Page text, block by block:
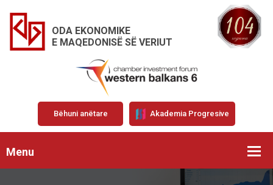
ODA EKONOMIKE
E MAQEDONISË SË VERIUT
Bëhuni anëtare Akademia Progresive
Menu